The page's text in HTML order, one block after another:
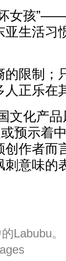
女孩
生活习
限制；
人正乐在
文化产
预示着
作者而
刺意味的
Labubu
ages